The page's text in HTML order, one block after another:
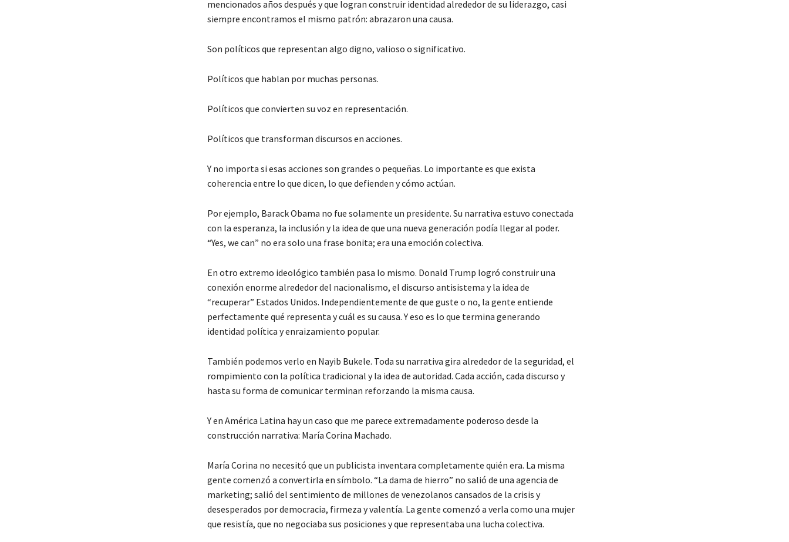
mencionados años después y que logran construir identidad alrededor de su liderazgo, casi
siempre encontramos el mismo patrón: abrazaron una causa.
Son políticos que representan algo digno, valioso o significativo.
Políticos que hablan por muchas personas.
Políticos que convierten su voz en representación.
Políticos que transforman discursos en acciones.
Y no importa si esas acciones son grandes o pequeñas. Lo importante es que exista
coherencia entre lo que dicen, lo que defienden y cómo actúan.
Por ejemplo, Barack Obama no fue solamente un presidente. Su narrativa estuvo conectada
con la esperanza, la inclusión y la idea de que una nueva generación podía llegar al poder.
“Yes, we can” no era solo una frase bonita; era una emoción colectiva.
En otro extremo ideológico también pasa lo mismo. Donald Trump logró construir una
conexión enorme alrededor del nacionalismo, el discurso antisistema y la idea de
“recuperar” Estados Unidos. Independientemente de que guste o no, la gente entiende
perfectamente qué representa y cuál es su causa. Y eso es lo que termina generando
identidad política y enraizamiento popular.
También podemos verlo en Nayib Bukele. Toda su narrativa gira alrededor de la seguridad, el
rompimiento con la política tradicional y la idea de autoridad. Cada acción, cada discurso y
hasta su forma de comunicar terminan reforzando la misma causa.
Y en América Latina hay un caso que me parece extremadamente poderoso desde la
construcción narrativa: María Corina Machado.
María Corina no necesitó que un publicista inventara completamente quién era. La misma
gente comenzó a convertirla en símbolo. “La dama de hierro” no salió de una agencia de
marketing; salió del sentimiento de millones de venezolanos cansados de la crisis y
desesperados por democracia, firmeza y valentía. La gente comenzó a verla como una mujer
que resistía, que no negociaba sus posiciones y que representaba una lucha colectiva.